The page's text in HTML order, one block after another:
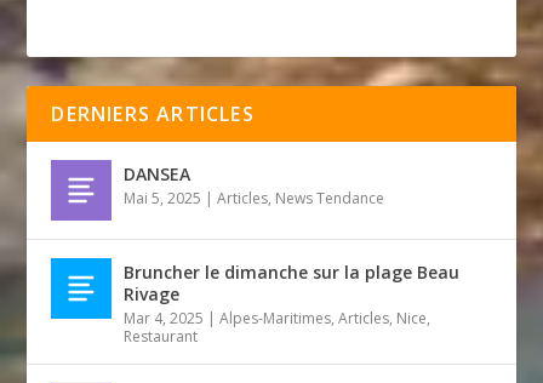
DERNIERS ARTICLES
DANSEA
Mai 5, 2025 |Articles, News Tendance
Bruncher le dimanche sur la plage Beau
Rivage
Mar 4, 2025 |Alpes-Maritimes,Articles, Nice,
Restaurant